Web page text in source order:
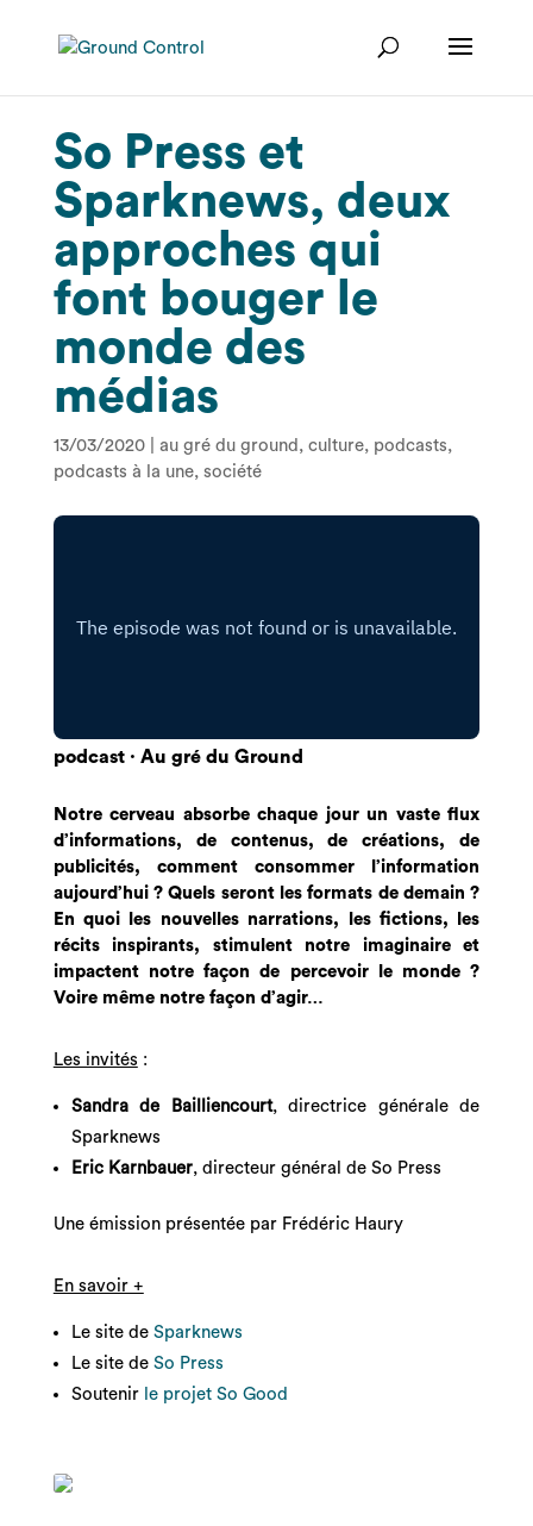
So Press et
Sparknews, deux
approches qui
font bouger le
monde des
médias
13/03/2020| au gré du ground , culture, podcasts,
podcasts à la une, société
podcast · Au gré du Ground
Notre cerveau absorbe chaque jour un vaste flux
d’informations, de contenus, de créations, de
publicités, comment consommer l’information
aujourd’hui ? Quels seront les formats de demain ?
En quoi les nouvelles narrations, les fictions, les
récits inspirants, stimulent notre imaginaire et
impactent notre façon de percevoir le monde ?
Voire même notre façon d’agir…
Les invités :
Sandra de Bailliencourt, directrice générale de
Sparknews
Eric Karnbauer, directeur général de So Press
Une émission présentée par Frédéric Haury
En savoir +
Le site de Sparknews
Le site de So Press
Soutenir le projet So Good